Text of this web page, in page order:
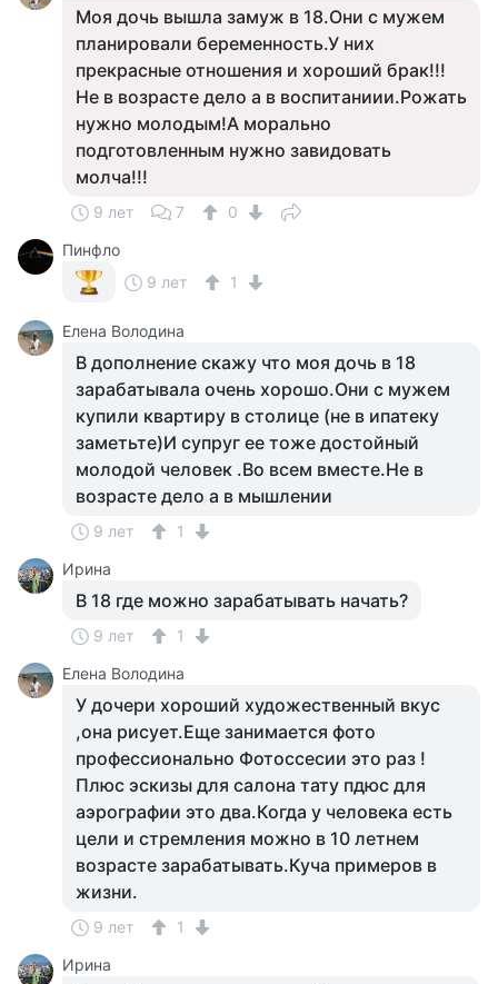
Моя дочь вышла замуж в 18.Они с мужем
планировали беременность.У них
прекрасные отношения и хороший брак!!!
Не в возрасте дело а в воспитаниии.Рожать
нужно молодым!А морально
подготовленным нужно завидовать
молча!!!
9 лет 7
0
Пинфло
9 лет
1
Елена Володина
В дополнение скажу что моя дочь в 18
зарабатывала очень хорошо.Они с мужем
купили квартиру в столице (не в ипатеку
заметьте)И супруг ее тоже достойный
молодой человек .Во всем вместе.Не в
возрасте дело а в мышлении
9 лет
1
Ирина
В 18 где можно зарабатывать начать?
9 лет
1
Елена Володина
У дочери хороший художественный вкус
,она рисует.Еще занимается фото
профессионально Фотоссесии это раз !
Плюс эскизы для салона тату пдюс для
аэрографии это два.Когда у человека есть
цели и стремления можно в 10 летнем
возрасте зарабатывать.Куча примеров в
жизни.
9 лет
1
Ирина